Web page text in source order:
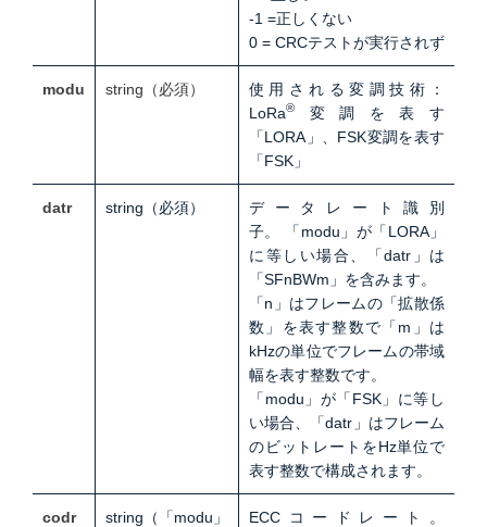
-1 =正しくない
0 = CRCテストが実行されず
modu string （必須）
使用される変調技術：
LoRa®
変調を表す
「LORA」、 FSK変調を表す
「FSK」
datr string （必須）
データレート識別
子。
「modu」が「LORA」
に等しい場合、「datr」は
「SFnBWm」を含みます。
「n」はフレームの「拡散係
数」を表す整数で「m」は
kHzの単位でフレームの帯域
幅を表す整数です。
「modu」が「FSK」に等し
い場合、「datr」はフレーム
のビットレートをHz単位で
表す整数で構成されます。
codr
string（「modu」
ECCコードレート。